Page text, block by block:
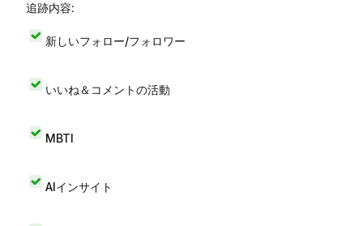
追跡内容:
新しいフォロー/フォロワー
いいね＆コメントの活動
MBTI
AIインサイト